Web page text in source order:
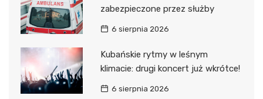
zabezpieczone przez służby
6 sierpnia 2026
Kubańskie rytmy w leśnym
klimacie: drugi koncert już wkrótce!
6 sierpnia 2026